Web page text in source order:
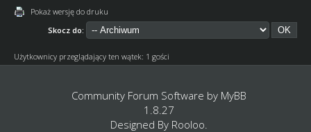
Pokaż wersję do druku
Skocz do:
Użytkownicy przeglądający ten wątek: 1 gości
Community Forum Software by MyBB
1.8.27
Designed By Rooloo